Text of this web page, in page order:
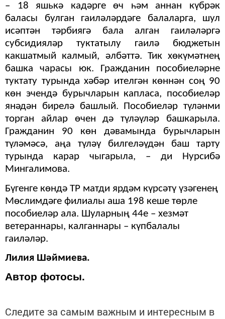
– 18 яшькә кадәрге өч һәм аннан күбрәк
баласы булган гаиләләрдәге балаларга, шул
исәптән тәрбиягә бала ал­ган гаиләләргә
субсидияләр туктатылу гаилә бюдже­тын
какшатмый калмый, әлбәттә. Тик хөкүмәтнең
баш­ка чарасы юк. Гражданин пособиеләрне
туктату турын­да хәбәр ителгән көннән соң 90
көн эчендә бурычларын капласа, пособиеләр
янәдән бирелә башлый. Пособиеләр түләнми
торган айлар өчен дә түләүләр башкарыла.
Гражданин 90 көн дәвамында бурычларын
түләмәсә, аңа түләү билгеләүдән баш тар­ту
турында карар чыгарыла, – ди Нурсибә
Мингалимова.
Бүгенге көндә ТР мат­ди ярдәм күрсәтү үзәгенең
Мөслимдәге филиалы аша 198 кеше төрле
пособиеләр ала. Шуларның 44е – хезмәт
ветераннары, калганнары – күпбалалы
гаиләләр.
Лилия Шәймиева.
Автор фотосы.
Следите за самым важным и интересным в